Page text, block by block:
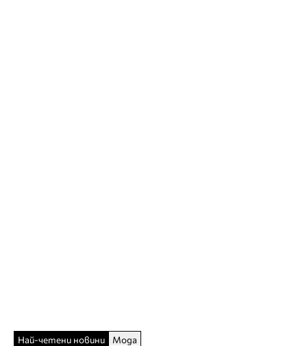
Най-четени новини Мода